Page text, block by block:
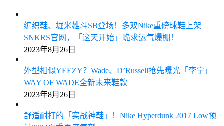
编织鞋、堀米雄斗SB登场！多双Nike重磅球鞋上架
SNKRS官网，「这天开始」跪求运气爆棚！
2023年8月26日
外型相似YEEZY？Wade、D’Russell抢先曝光「李宁」
WAY OF WADE全新未来鞋款
2023年8月26日
舒适耐打的「实战神鞋」！Nike Hyperdunk 2017 Low预